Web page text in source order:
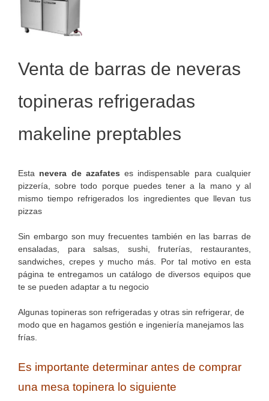
Venta de barras de neveras
topineras refrigeradas
makeline preptables
Esta nevera de azafates es indispensable para cualquier
pizzería, sobre todo porque puedes tener a la mano y al
mismo tiempo refrigerados los ingredientes que llevan tus
pizzas
Sin embargo son muy frecuentes también en las barras de
ensaladas, para salsas, sushi, fruterías, restaurantes,
sandwiches, crepes y mucho más. Por tal motivo en esta
página te entregamos un catálogo de diversos equipos que
te se pueden adaptar a tu negocio
Algunas topineras son refrigeradas y otras sin refrigerar, de
modo que en hagamos gestión e ingeniería manejamos las
frías.
Es importante determinar antes de comprar
una mesa topinera lo siguiente